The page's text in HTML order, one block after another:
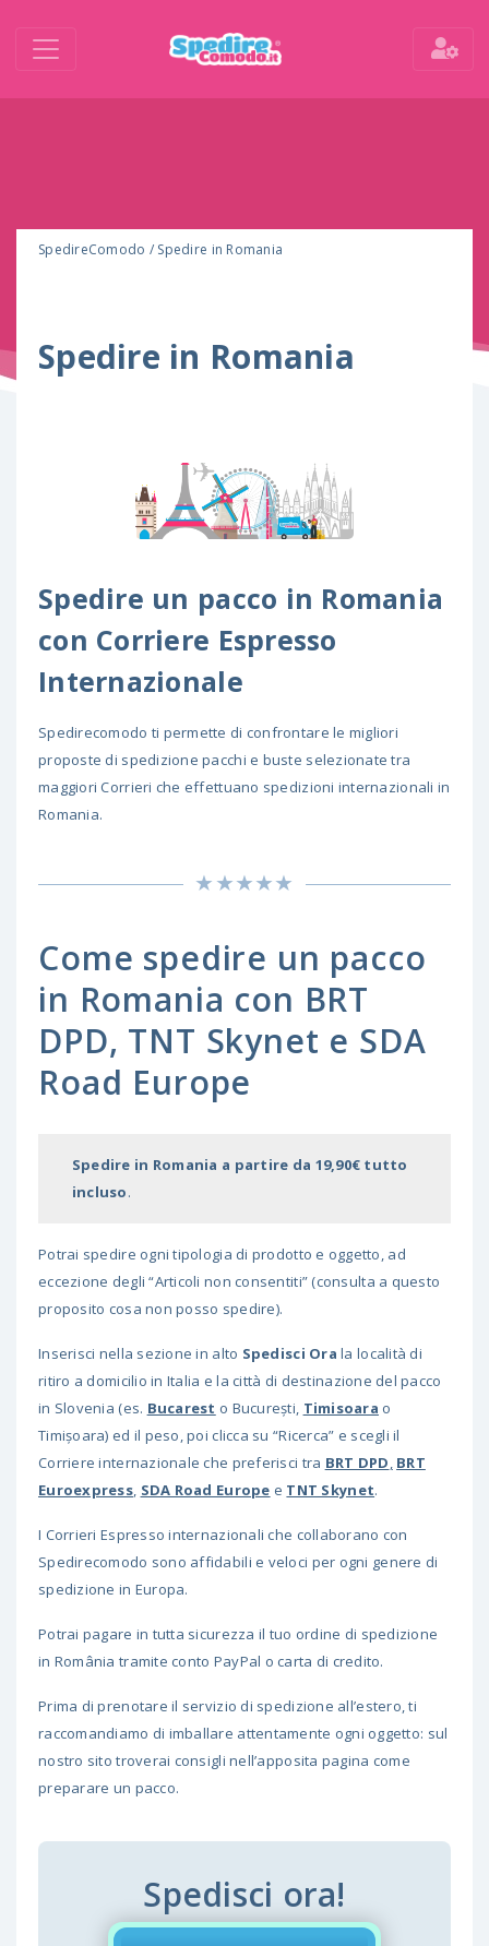
SpedireComodo / Spedire in Romania
Spedire in Romania
Spedire un pacco in Romania
con Corriere Espresso
Internazionale
Spedirecomodo ti permette di confrontare le migliori
proposte di spedizione pacchi e buste selezionate tra
maggiori Corrieri che effettuano spedizioni internazionali in
Romania.
Come spedire un pacco
in Romania con BRT
DPD, TNT Skynet e SDA
Road Europe
Spedire in Romania a partire da 19,90€ tutto
incluso.
Potrai spedire ogni tipologia di prodotto e oggetto, ad
eccezione degli “Articoli non consentiti” (consulta a questo
proposito cosa non posso spedire).
Inserisci nella sezione in alto Spedisci Ora la località di
ritiro a domicilio in Italia e la città di destinazione del pacco
in Slovenia (es. Bucarest o București, Timisoara o
Timișoara) ed il peso, poi clicca su “Ricerca” e scegli il
Corriere internazionale che preferisci tra BRT DPD, BRT
Euroexpress, SDA Road Europe e TNT Skynet.
I Corrieri Espresso internazionali che collaborano con
Spedirecomodo sono affidabili e veloci per ogni genere di
spedizione in Europa.
Potrai pagare in tutta sicurezza il tuo ordine di spedizione
in România tramite conto PayPal o carta di credito.
Prima di prenotare il servizio di spedizione all’estero, ti
raccomandiamo di imballare attentamente ogni oggetto: sul
nostro sito troverai consigli nell’apposita pagina come
preparare un pacco.
Spedisci ora!